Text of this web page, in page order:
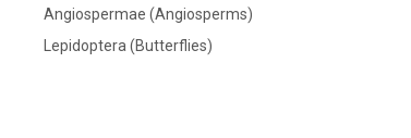
Angiospermae (Angiosperms)
Lepidoptera (Butterflies)